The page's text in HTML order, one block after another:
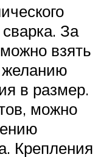
За
взять
желанию
в размер.
можно
Крепления